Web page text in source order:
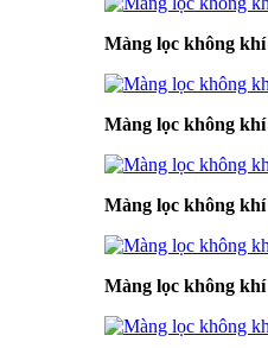
Màng lọc không
Màng lọc không
Màng lọc không
Màng lọc không